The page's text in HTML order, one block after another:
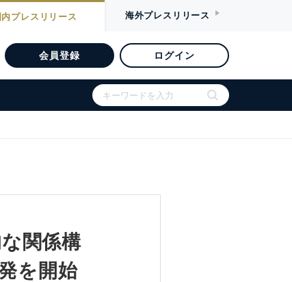
内プレスリリース 海外プレスリリース
会員登録 ログイン
関係構
を開始